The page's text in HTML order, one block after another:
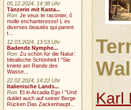
Karl
05.12.2024, 14:38 Uhr
Tänzerin mit Kasta...
Ron:Je veux te raconter, ô
molle enchanteresse! L es
diverses beautés qui parent
t...
12.03.2024, 13:53 Uhr
Badende Nymphe...
Ron:Zu schön für die Natur:
Idealische Schönheit ! "Sie
kniete am Rande des
Wasse...
22.02.2024, 14:22 Uhr
Italienische Lands...
Ron:Et in Arcadia Ego ! "Und
duldet auch auf seiner Berge
Rücken Das Zackenhaupt...